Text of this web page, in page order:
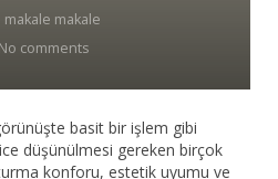
makale makale
No comments
basit bir işlem gibi
düşünülmesi gereken birçok
konforu, estetik uyumu ve